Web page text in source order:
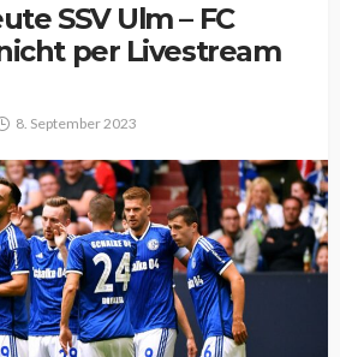
SSV Ulm – FC
per Livestream
8. September 2023